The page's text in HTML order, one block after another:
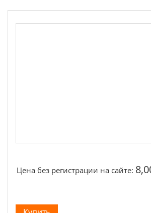
Щётки, щёточные узлы
Цена без регистрации на сайте: